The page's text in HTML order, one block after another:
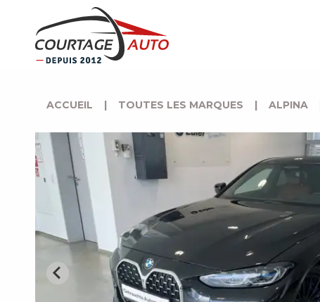
ACCUEIL | TOUTES LES MARQUES | ALPINA